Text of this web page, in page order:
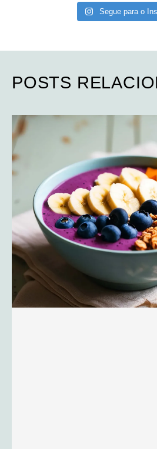
Segue para o
POSTS